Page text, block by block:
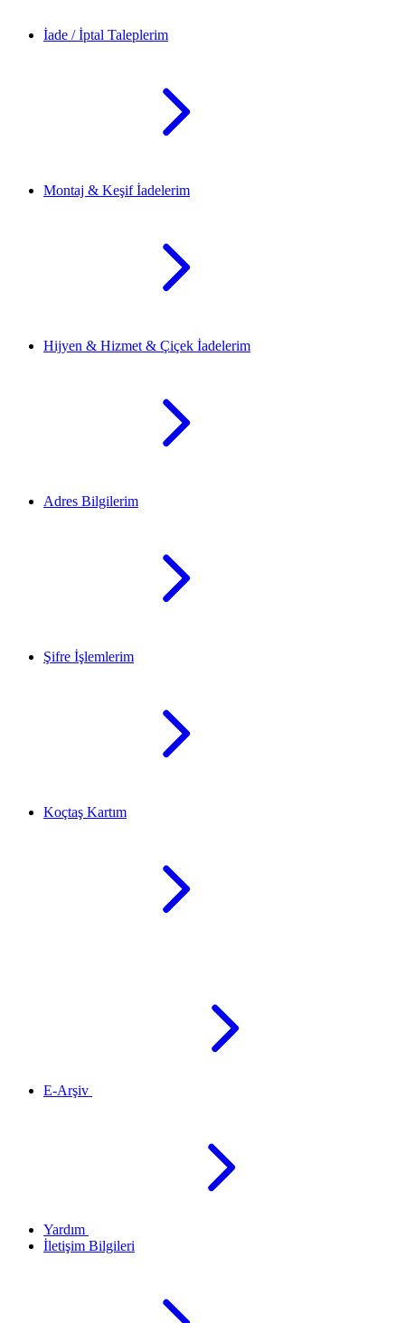
İade / İptal Taleplerim
Montaj & Keşif İadelerim
Hijyen & Hizmet & Çiçek İadelerim
Adres Bilgilerim
Şifre İşlemlerim
Koçtaş Kartım
E-Arşiv
Yardım
İletişim Bilgileri